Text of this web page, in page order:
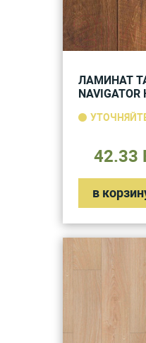
ЛАМИНАТ
42.33
в